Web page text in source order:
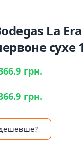
La
сухе
грн.
грн.